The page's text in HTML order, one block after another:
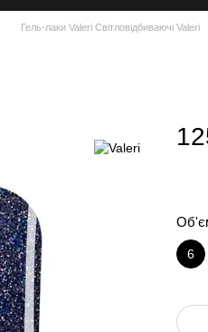
Гель-лаки Valeri Світловідбиваючі Valeri
6